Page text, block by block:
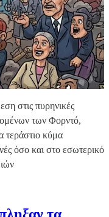
στις πυρηνικές
των Φορντό,
τεράστιο κύμα
όσο και στο εσωτερικό